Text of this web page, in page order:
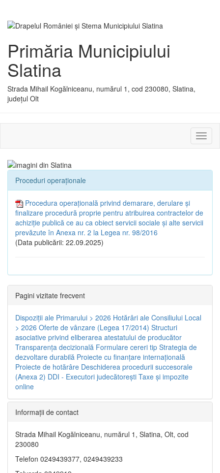
Primăria Municipiului
Slatina
Strada Mihail Kogălniceanu, numărul 1, cod 230080, Slatina,
județul Olt
sau
Proceduri operaționale
Procedura operațională privind demarare, derulare și
finalizare procedură proprie pentru atribuirea contractelor de
achiziție publică ce au ca obiect servicii sociale și alte servicii
prevăzute în Anexa nr. 2 la Legea nr. 98/2016
(Data publicării: 22.09.2025)
Pagini vizitate frecvent
Dispoziţii ale Primarului > 2026 Hotărâri ale Consiliului Local
> 2026 Oferte de vânzare (Legea 17/2014) Structuri
asociative privind eliberarea atestatului de producător
Transparenţa decizională Formulare cereri tip Strategia de
dezvoltare durabilă Proiecte cu finanţare internaţională
Proiecte de hotărâre Deschiderea procedurii succesorale
(Anexa 2) DDI - Executori judecătorești Taxe şi impozite
online
Informaţii de contact
Strada Mihail Kogălniceanu, numărul 1, Slatina, Olt, cod
230080
Telefon 0249439377, 0249439233